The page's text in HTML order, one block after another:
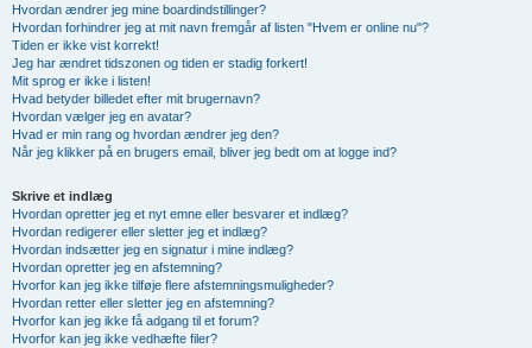
Hvordan ændrer jeg mine boardindstillinger?
Hvordan forhindrer jeg at mit navn fremgår af listen "Hvem er online nu"?
Tiden er ikke vist korrekt!
Jeg har ændret tidszonen og tiden er stadig forkert!
Mit sprog er ikke i listen!
Hvad betyder billedet efter mit brugernavn?
Hvordan vælger jeg en avatar?
Hvad er min rang og hvordan ændrer jeg den?
Når jeg klikker på en brugers email, bliver jeg bedt om at logge ind?
Skrive et indlæg
Hvordan opretter jeg et nyt emne eller besvarer et indlæg?
Hvordan redigerer eller sletter jeg et indlæg?
Hvordan indsætter jeg en signatur i mine indlæg?
Hvordan opretter jeg en afstemning?
Hvorfor kan jeg ikke tilføje flere afstemningsmuligheder?
Hvordan retter eller sletter jeg en afstemning?
Hvorfor kan jeg ikke få adgang til et forum?
Hvorfor kan jeg ikke vedhæfte filer?